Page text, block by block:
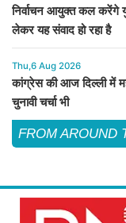
निर्वाचन आयुक्त कल करेंगे
लेकर यह संवाद हो रहा है
Thu,6 Aug 2026
कांग्रेस की आज दिल्ली में
चुनावी चर्चा भी
FROM AROUND